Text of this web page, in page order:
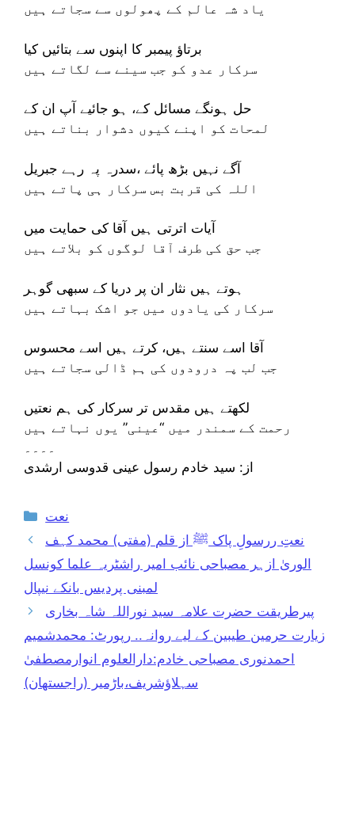
یاد شہ عالم کے پھولوں سے سجاتے ہیں
برتاؤ پیمبر کا اپنوں سے بتائیں کیا
سرکار عدو کو جب سینے سے لگاتے ہیں
حل ہونگے مسائل کے، ہو جائیے آپ ان کے
لمحات کو اپنے کیوں دشوار بناتے ہیں
آگے نہیں بڑھ پائے ،سدرہ پہ رہے جبریل
اللہ کی قربت بس سرکار ہی پاتے ہیں
آیات اترتی ہیں آقا کی حمایت میں
جب حق کی طرف آقا لوگوں کو بلاتے ہیں
ہوتے ہیں نثار ان پر دریا کے سبھی گوہر
سرکار کی یادوں میں جو اشک بہاتے ہیں
آقا اسے سنتے ہیں، کرتے ہیں اسے محسوس
جب لب پہ درودوں کی ہم ڈالی سجاتے ہیں
لکھتے ہیں مقدس تر سرکار کی ہم نعتیں
رحمت کے سمندر میں “عینی” یوں نہاتے ہیں
از: سید خادم رسول عینی قدوسی ارشدی
Categories
نعت
نعتِ ررسولِ پاک ﷺ از قلم (مفتی) محمد کہف
الوریٰ ازہر مصباحی نائب امیر راشٹریہ علما کونسل
لمبنی پردیس بانکے نیپال
پیرطریقت حضرت علامہ سید نوراللہ شاہ بخاری
زیارت حرمین طیبین کے لیے روانہ.. رپورٹ: محمدشمیم
احمدنوری مصباحی خادم:دارالعلوم انوارمصطفیٰ
سہلاؤشریف،باڑمیر (راجستھان)